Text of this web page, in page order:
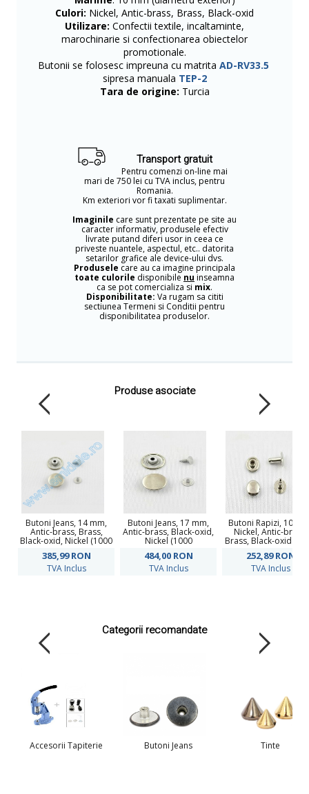
Culori: Nickel, Antic-brass, Brass, Black-oxid
Utilizare: Confectii textile, incaltaminte,
marochinarie si confectionarea obiectelor
promotionale.
Butonii se folosesc impreuna cu matrita AD-RV33.5
sipresa manuala TEP-2
Tara de origine: Turcia
Transport gratuit
Pentru comenzi on-line mai
mari de 750 lei cu TVA inclus, pentru
Romania.
Km exteriori vor fi taxati suplimentar.
Imaginile care sunt prezentate pe site au
caracter informativ, produsele efectiv
livrate putand diferi usor in ceea ce
priveste nuantele, aspectul, etc.. datorita
setarilor grafice ale device-ului dvs.
Produsele care au ca imagine principala
toate culorile disponibile nu inseamna
ca se pot comercializa si mix.
Disponibilitate: Va rugam sa cititi
sectiunea Termeni si Conditii pentru
disponibilitatea produselor.
Produse asociate
Butoni Jeans, 14 mm,
Antic-brass, Brass,
Black-oxid, Nickel (1000
385,99RON
TVA Inclus
Butoni Jeans, 17 mm,
Antic-brass, Black-oxid,
Nickel (1000
484,00 RON
TVA Inclus
Butoni Rapizi, 10
Nickel, Antic-brass,
Brass, Black-oxid
252,89RON
TVA Inclus
Categorii recomandate
Accesorii Tapiterie Butoni Jeans Tinte